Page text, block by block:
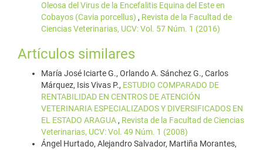
Oleosa del Virus de la Encefalitis Equina del Este en
Cobayos (Cavia porcellus) , Revista de la Facultad de
Ciencias Veterinarias, UCV: Vol. 57 Núm. 1 (2016)
Artículos similares
María José Iciarte G., Orlando A. Sánchez G., Carlos
Márquez, Isis Vivas P., ESTUDIO COMPARADO DE
RENTABILIDAD EN CENTROS DE ATENCIÓN
VETERINARIA ESPECIALIZADOS Y DIVERSIFICADOS EN
EL ESTADO ARAGUA, Revista de la Facultad de Ciencias
Veterinarias, UCV: Vol. 49 Núm. 1 (2008)
Ángel Hurtado, Alejandro Salvador, Martiña Morantes,